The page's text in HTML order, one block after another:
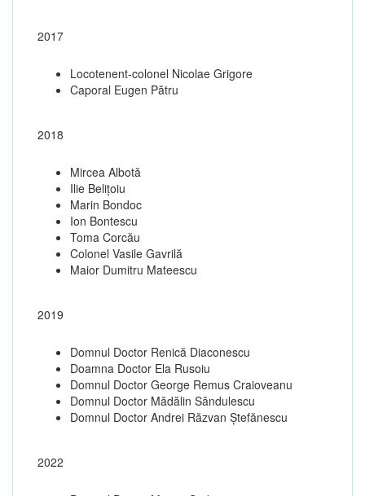
2017
Locotenent-colonel Nicolae Grigore
Caporal Eugen Pătru
2018
Mircea Albotă
Ilie Belițoiu
Marin Bondoc
Ion Bontescu
Toma Corcău
Colonel Vasile Gavrilă
Maior Dumitru Mateescu
2019
Domnul Doctor Renică Diaconescu
Doamna Doctor Ela Rusoiu
Domnul Doctor George Remus Craioveanu
Domnul Doctor Mădălin Săndulescu
Domnul Doctor Andrei Răzvan Ștefănescu
2022